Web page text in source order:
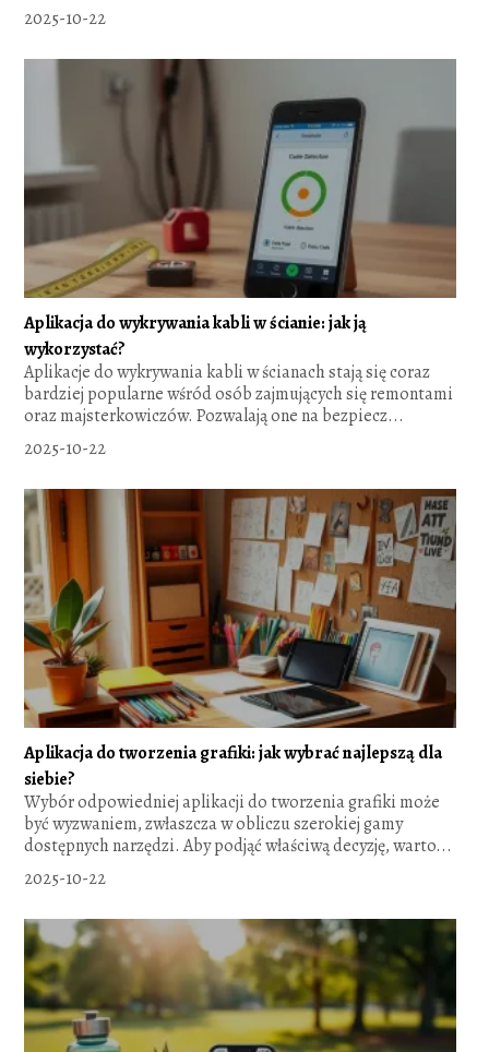
2025-10-22
Aplikacja do wykrywania kabli w ścianie: jak ją
wykorzystać?
Aplikacje do wykrywania kabli w ścianach stają się coraz
bardziej popularne wśród osób zajmujących się remontami
oraz majsterkowiczów. Pozwalają one na bezpiecz...
2025-10-22
Aplikacja do tworzenia grafiki: jak wybrać najlepszą dla
siebie?
Wybór odpowiedniej aplikacji do tworzenia grafiki może
być wyzwaniem, zwłaszcza w obliczu szerokiej gamy
dostępnych narzędzi. Aby podjąć właściwą decyzję, warto...
2025-10-22